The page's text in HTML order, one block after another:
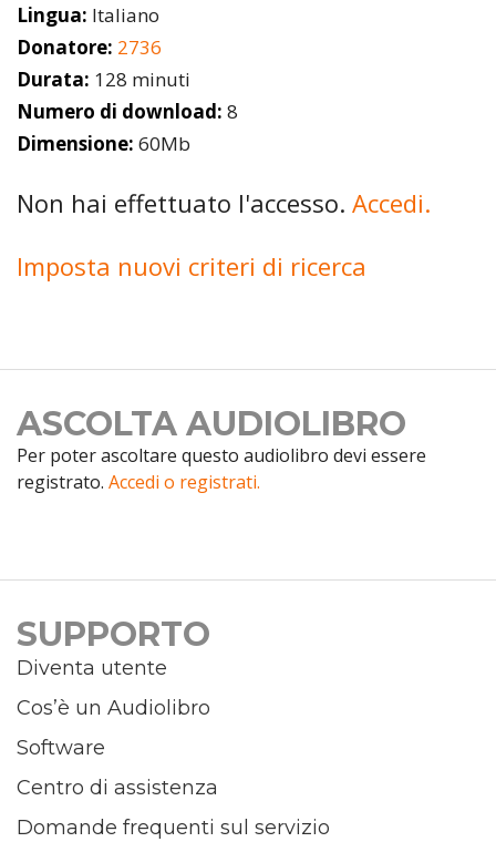
Lingua: Italiano
Donatore: 2736
Durata: 128 minuti
Numero di download: 8
Dimensione: 60Mb
Non hai effettuato l'accesso. Accedi.
Imposta nuovi criteri di ricerca
ASCOLTA AUDIOLIBRO
Per poter ascoltare questo audiolibro devi essere
registrato. Accedi o registrati.
SUPPORTO
Diventa utente
Cos’è un Audiolibro
Software
Centro di assistenza
Domande frequenti sul servizio